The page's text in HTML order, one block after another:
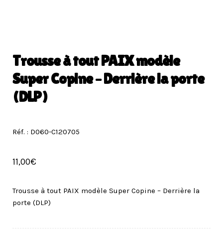
Trousse à tout PAIX modèle
Super Copine – Derrière la porte
(DLP)
Réf. : D060-C120705
11,00€
Trousse à tout PAIX modèle Super Copine – Derrière la
porte (DLP)